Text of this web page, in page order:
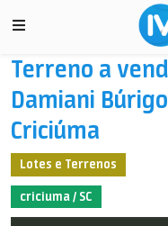
Terreno a
Damiani
Criciúma
Lotes e Terrenos
criciuma / SC